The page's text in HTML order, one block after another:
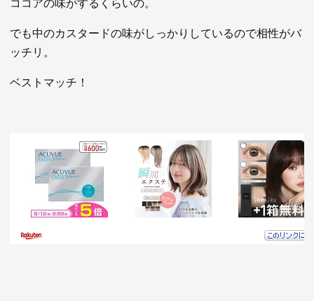
でも中のカスタードの味がしっかりしているので相性がバ
ッチリ。
ベストマッチ！